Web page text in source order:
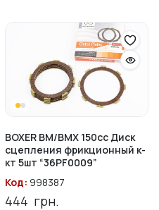
BOXER BM/BMX 150cc Диск
сцепления фрикционный к-
кт 5шт “36PF0009”
Код: 998387
444 грн.